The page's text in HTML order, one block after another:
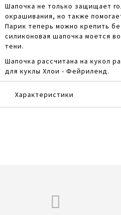
Шапочка не только защищает
окрашивания, но также
Парик теперь можно крепить
силиконовая шапочка моется
тени.
Шапочка рассчитана на кукол
для куклы Хлои - Фейриленд.
Характеристики